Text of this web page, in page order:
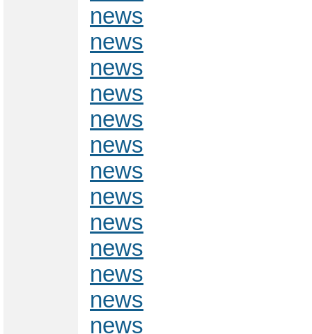
news
news
news
news
news
news
news
news
news
news
news
news
news